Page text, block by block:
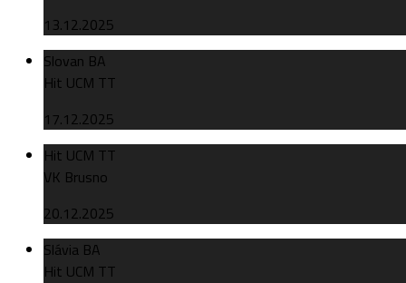
13.12.2025
Slovan BA
Hit UCM TT
17.12.2025
Hit UCM TT
VK Brusno
20.12.2025
Slávia BA
Hit UCM TT